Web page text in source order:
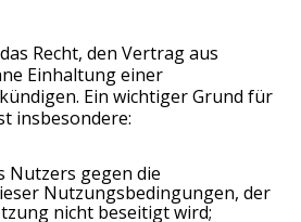
Recht, den Vertrag aus
Einhaltung einer
Ein wichtiger Grund für
insbesondere:
Nutzers gegen die
Nutzungsbedingungen, der
nicht beseitigt wird;